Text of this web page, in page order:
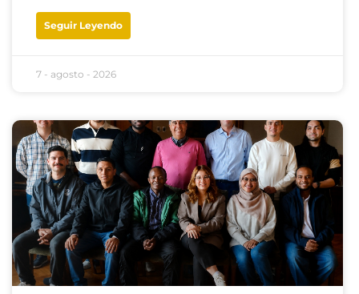
Seguir Leyendo
7 - agosto - 2026